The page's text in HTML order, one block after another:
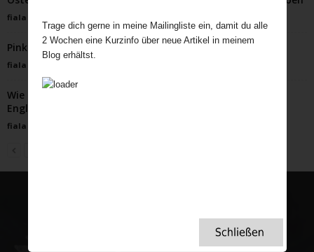
fiala
Pink Gin, ein Schluck Geschichte in jedem Glas
fiala
Wie das genügsame Moos unzählige Menschenleben in
England rettete …
fiala
Trage dich gerne in meine Mailingliste ein, damit du alle
2 Wochen eine Kurzinfo über neue Artikel in meinem
Blog erhältst.